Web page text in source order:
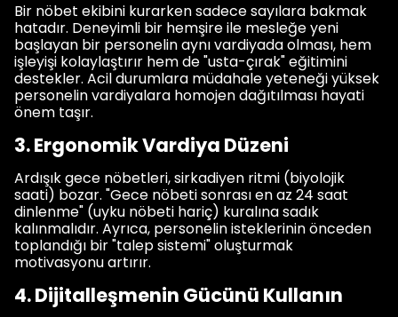
Bir nöbet ekibini kurarken sadece sayılara bakmak
hatadır. Deneyimli bir hemşire ile mesleğe yeni
başlayan bir personelin aynı vardiyada olması, hem
işleyişi kolaylaştırır hem de "usta-çırak" eğitimini
destekler. Acil durumlara müdahale yeteneği yüksek
personelin vardiyalara homojen dağıtılması hayati
önem taşır.
3. Ergonomik Vardiya Düzeni
Ardışık gece nöbetleri, sirkadiyen ritmi (biyolojik
saati) bozar. "Gece nöbeti sonrası en az 24 saat
dinlenme" (uyku nöbeti hariç) kuralına sadık
kalınmalıdır. Ayrıca, personelin isteklerinin önceden
toplandığı bir "talep sistemi" oluşturmak
motivasyonu artırır.
4. Dijitalleşmenin Gücünü Kullanın